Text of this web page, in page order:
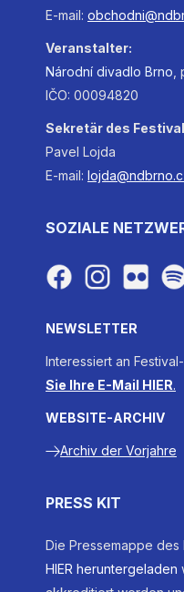
E-mail:
Veranstalter:
Národní divadlo Brno
IČO: 00094820
Sekretär des
Pavel Lojda
E-mail:
SOZIALE
NEWSLETTER
Interessiert an
Sie Ihre E-Mail HIER.
WEBSITE-ARCHIV
Archiv der Vorjahre
PRESS KIT
Die Pressemappe des
HIER heruntergeladen